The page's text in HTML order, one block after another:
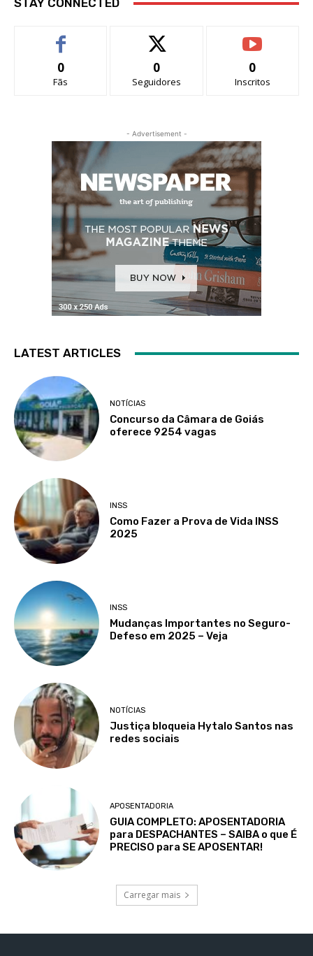
STAY CONNECTED
0
Fãs
0
Seguidores
0
Inscritos
- Advertisement -
LATEST ARTICLES
NOTÍCIAS
Concurso da Câmara de Goiás
oferece 9254 vagas
INSS
Como Fazer a Prova de Vida INSS
2025
INSS
Mudanças Importantes no Seguro-
Defeso em 2025 – Veja
NOTÍCIAS
Justiça bloqueia Hytalo Santos nas
redes sociais
APOSENTADORIA
GUIA COMPLETO: APOSENTADORIA
para DESPACHANTES – SAIBA o que É
PRECISO para SE APOSENTAR!
Carregar mais